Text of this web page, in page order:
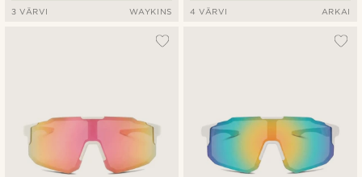
3 VÄRVI WAYKINS 4 VÄRVI ARKAI